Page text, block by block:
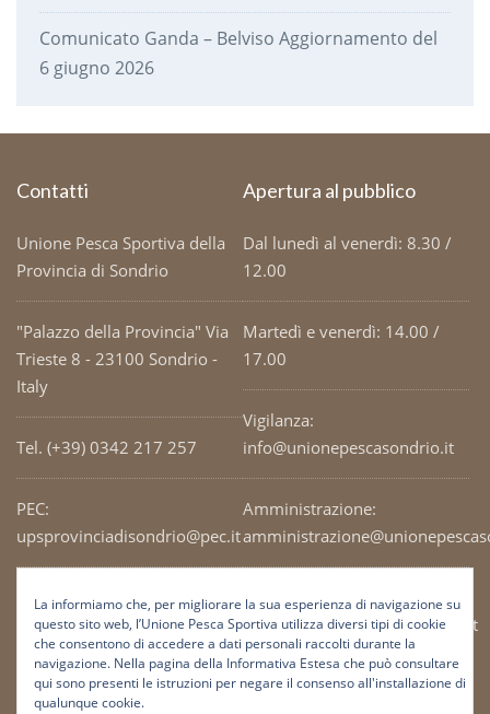
Comunicato Ganda – Belviso Aggiornamento del
6 giugno 2026
Contatti
Unione Pesca Sportiva della
Provincia di Sondrio
"Palazzo della Provincia" Via
Trieste 8 - 23100 Sondrio -
Italy
Tel. (+39) 0342 217 257
PEC:
upsprovinciadisondrio@pec.it
Codice Fiscale: 93003690141
Apertura al pubblico
Dal lunedì al venerdì: 8.30 /
12.00
Martedì e venerdì: 14.00 /
17.00
Vigilanza:
info@unionepescasondrio.it
Amministrazione:
Ufficio tecnico:
tecnico@unionepescasondrio.it
Informazioni:
La informiamo che, per migliorare la sua esperienza di navigazione su
questo sito web, l’Unione Pesca Sportiva utilizza diversi tipi di cookie
che consentono di accedere a dati personali raccolti durante la
navigazione. Nella pagina della Informativa Estesa che può consultare
qui sono presenti le istruzioni per negare il consenso all'installazione di
qualunque cookie.